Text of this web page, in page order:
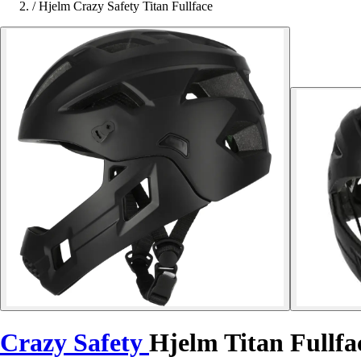
/ Hjelm Crazy Safety Titan Fullface
Crazy Safety Hjelm Titan